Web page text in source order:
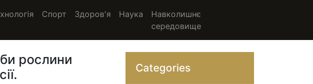
Спорт Здоров'я Наука
Навколишнє
середовище
рослини
Categories